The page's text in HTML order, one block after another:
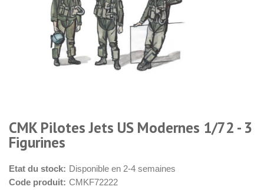
CMK Pilotes Jets US Modernes 1/72 - 3
Figurines
Etat du stock: Disponible en 2-4 semaines
Code produit: CMKF72222